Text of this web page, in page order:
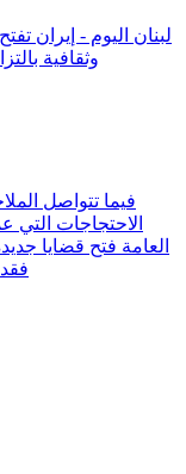
فيما تتواصل
الاحتجاجات التي
العامة فتح قضايا